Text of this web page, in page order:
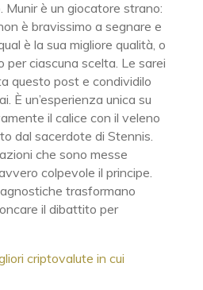
Munir è un giocatore strano:
è bravissimo a segnare e
è la sua migliore qualità, o
per ciascuna scelta. Le sarei
questo post e condividilo
È un’esperienza unica su
il calice con il veleno
dal sacerdote di Stennis.
che sono messe
colpevole il principe.
trasformano
il dibattito per
criptovalute in cui